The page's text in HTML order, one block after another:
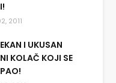
2011
I UKUSAN
KOLAČ KOJI SE